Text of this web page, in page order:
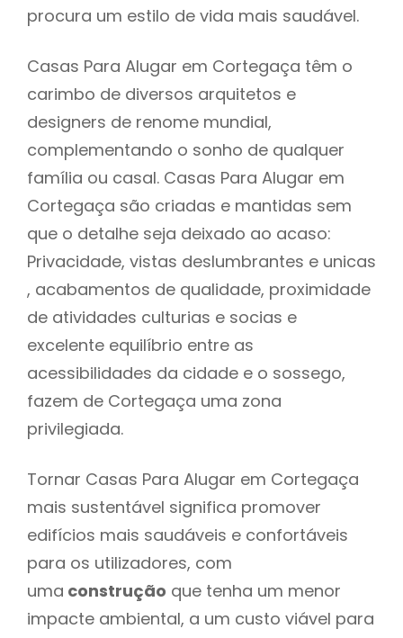
procura um estilo de vida mais saudável.
Casas Para Alugar em Cortegaça têm o
carimbo de diversos arquitetos e
designers de renome mundial,
complementando o sonho de qualquer
família ou casal. Casas Para Alugar em
Cortegaça são criadas e mantidas sem
que o detalhe seja deixado ao acaso:
Privacidade, vistas deslumbrantes e unicas
, acabamentos de qualidade, proximidade
de atividades culturias e socias e
excelente equilíbrio entre as
acessibilidades da cidade e o sossego,
fazem de Cortegaça uma zona
privilegiada.
Tornar Casas Para Alugar em Cortegaça
mais sustentável significa promover
edifícios mais saudáveis e confortáveis
para os utilizadores, com
uma construção que tenha um menor
impacte ambiental, a um custo viável para